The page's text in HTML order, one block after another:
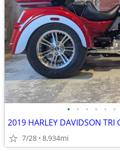
• • • • • •
7/28 8,934mi